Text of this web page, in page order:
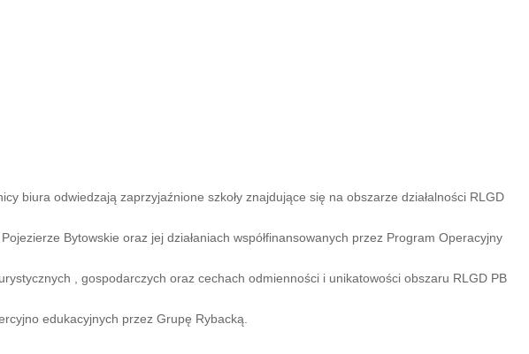
biura odwiedzają zaprzyjaźnione szkoły znajdujące się na obszarze działalności RLGD
Bytowskie oraz jej działaniach współfinansowanych przez Program Operacyjny
, gospodarczych oraz cechach odmienności i unikatowości obszaru RLGD PB
edukacyjnych przez Grupę Rybacką.